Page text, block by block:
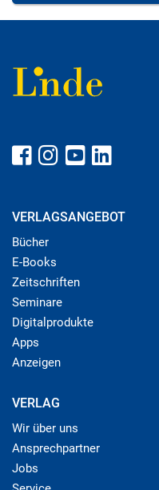
VERLAGSANGEBOT
Bücher
E-Books
Zeitschriften
Seminare
Digitalprodukte
Apps
Anzeigen
VERLAG
Wir über uns
Ansprechpartner
Jobs